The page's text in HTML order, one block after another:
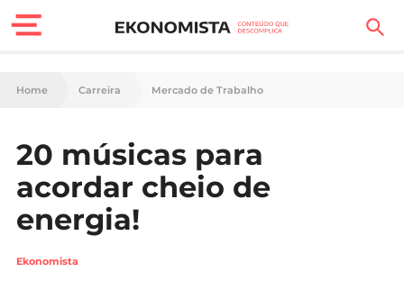
Finanças Pessoais
Carreira
Casa
Lifestyle
Home Carreira Mercado de Trabalho
20 músicas para
acordar cheio de
energia!
Ekonomista